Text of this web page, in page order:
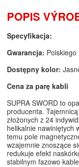
POPIS
Specyfikacja:
Gwarancja:
Dostępny kolor:
Cena za parę kabli
SUPRA SWORD to
producenta.
złożonych z 24
helikalnie nawiniętych
temu pole
wzajemnie znoszące
redukuje efekt
stabilnym fazowo